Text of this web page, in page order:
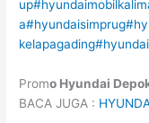
up
a#hyundaisimprug
kelapagading
Promo Hyundai
BACA JUGA :